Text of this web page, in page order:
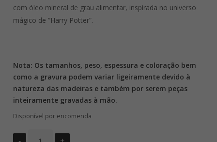
com óleo mineral de grau alimentar, inspirada no universo
mágico de “Harry Potter”.
Nota: Os tamanhos, peso, espessura e coloração bem
como a gravura podem variar ligeiramente devido à
natureza das madeiras e também por serem peças
inteiramente gravadas à mão.
Disponível por encomenda